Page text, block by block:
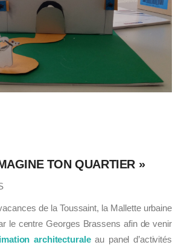
TON QUARTIER »
de la Toussaint, la Mallette urbaine
le centre Georges Brassens afin de venir
architecturaleau panel d’activités